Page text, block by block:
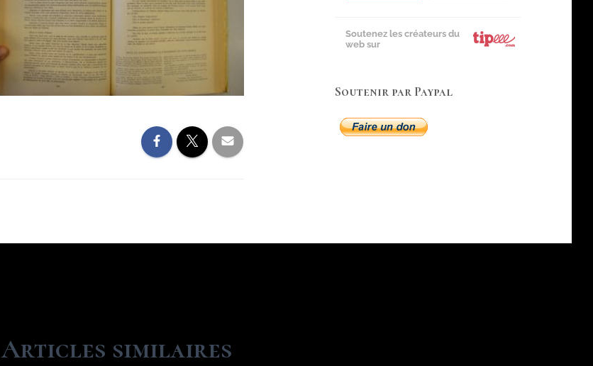
Soutenez les créateurs du
web sur
Soutenir par Paypal
Articles similaires